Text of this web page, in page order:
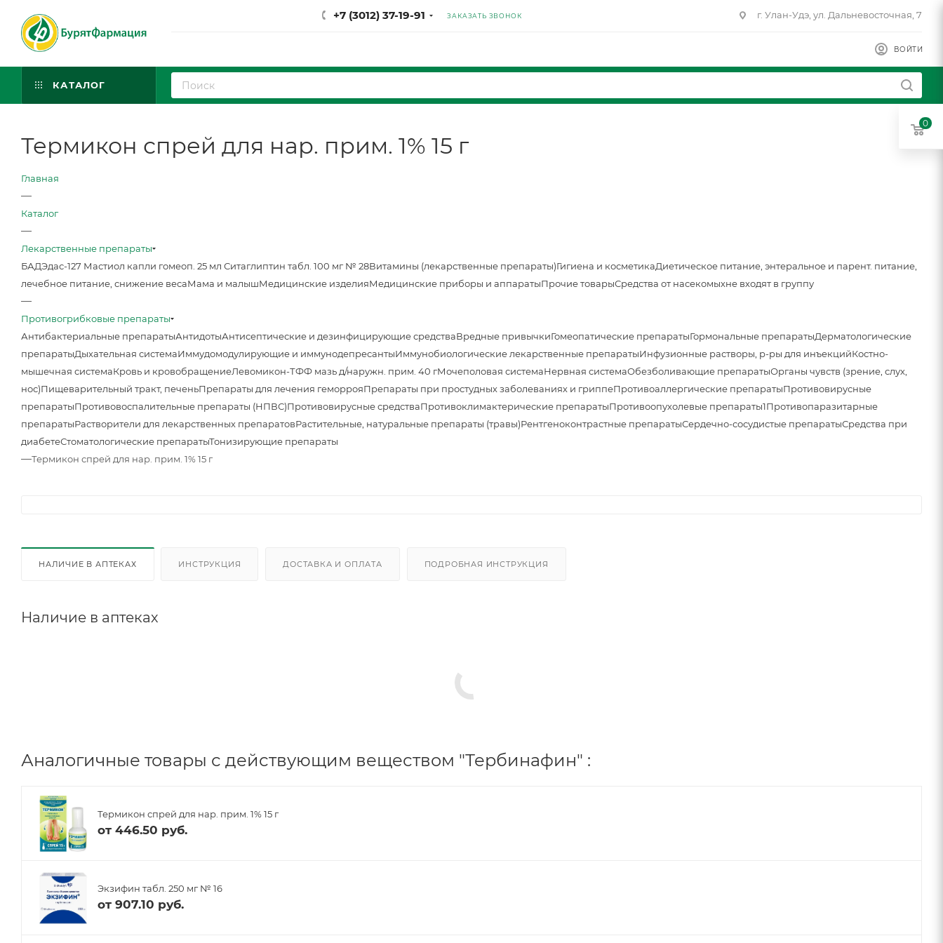
+7 (3012) 37-19-91 ЗАКАЗАТЬ ЗВОНОК г. Улан-Удэ, ул. Дальневосточная, 7
ВОЙТИ
КАТАЛОГ
Термикон спрей для нар. прим. 1% 15 г
Главная
—
Каталог
—
Лекарственные препараты
БАДЭдас-127 Мастиол капли гомеоп. 25 мл Ситаглиптин табл. 100 мг № 28Витамины (лекарственные препараты)Гигиена и косметикаДиетическое питание, энтеральное и парент. питание,
лечебное питание, снижение весаМама и малышМедицинские изделияМедицинские приборы и аппаратыПрочие товарыСредства от насекомыхне входят в группу
—
Противогрибковые препараты
Антибактериальные препаратыАнтидотыАнтисептические и дезинфицирующие средстваВредные привычкиГомеопатические препаратыГормональные препаратыДерматологические
препаратыДыхательная системаИммудомодулирующие и иммунодепресантыИммунобиологические лекарственные препаратыИнфузионные растворы, р-ры для инъекцийКостно-
мышечная системаКровь и кровобращениеЛевомикон-ТФФ мазь д/наружн. прим. 40 гМочеполовая системаНервная системаОбезболивающие препаратыОрганы чувств (зрение, слух,
нос)Пищеварительный тракт, печеньПрепараты для лечения геморрояПрепараты при простудных заболеваниях и гриппеПротивоаллергические препаратыПротивовирусные
препаратыПротивовоспалительные препараты (НПВС)Противовирусные средстваПротивоклимактерические препаратыПротивоопухолевые препараты1Противопаразитарные
препаратыРастворители для лекарственных препаратовРастительные, натуральные препараты (травы)Рентгеноконтрастные препаратыСердечно-сосудистые препаратыСредства при
диабетеСтоматологические препаратыТонизирующие препараты
—Термикон спрей для нар. прим. 1% 15 г
НАЛИЧИЕ В АПТЕКАХ ИНСТРУКЦИЯ ДОСТАВКА И ОПЛАТА ПОДРОБНАЯ ИНСТРУКЦИЯ
Наличие в аптеках
Аналогичные товары с действующим веществом "Тербинафин" :
Термикон спрей для нар. прим. 1% 15 г
от 446.50 руб.
Экзифин табл. 250 мг № 16
от 907.10 руб.
0